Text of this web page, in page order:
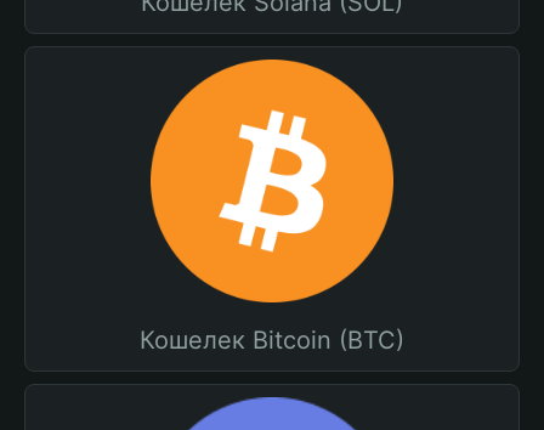
Кошелек Bitcoin (BTC)